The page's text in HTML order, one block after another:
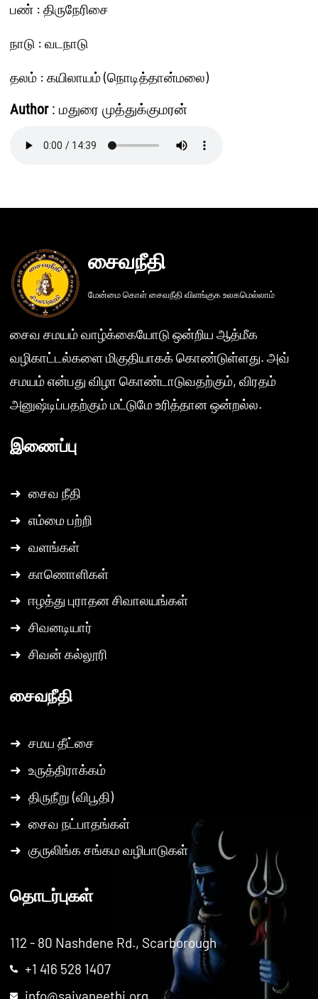
பண் : திருநேரிசை
நாடு : வடநாடு
தலம் : கயிலாயம் (நொடித்தான்மலை)
Author: மதுரை முத்துக்குமரன்
சைவநீதி
மேன்மை கொள் சைவநீதி விளங்குக உலகமெல்லாம்
சைவ சமயம் வாழ்க்கையோடு ஒன்றிய ஆத்மீக
வழிகாட்டல்களை மிகுதியாகக் கொண்டுள்ளது. அவ்
சமயம் என்பது விழா கொண்டாடுவதற்கும், விரதம்
அனுஷ்டிப்பதற்கும் மட்டுமே உரித்தான ஒன்றல்ல.
இணைப்பு
➜ சைவ நீதி
➜ எம்மை பற்றி
➜ வளங்கள்
➜ காணொளிகள்
➜ ஈழத்து புராதன சிவாலயங்கள்
➜ சிவனடியார்
➜ சிவன் கல்லூரி
சைவநீதி
➜ சமய தீட்சை
➜ உருத்திராக்கம்
➜ திருநீறு (விபூதி)
➜ சைவ நட்பாதங்கள்
➜ குருலிங்க சங்கம வழிபாடுகள்
தொடர்புகள்
112 - 80 Nashdene Rd., Scarborough
+1 416 528 1407